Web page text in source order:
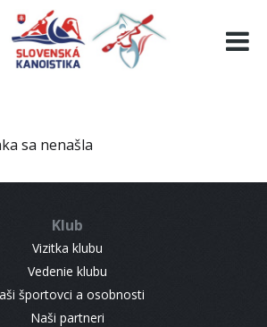
sa nenašla
Klub
Vizitka klubu
Vedenie klubu
športovci a osobnosti
Naši partneri
EURO 19
INFO
RESULTS
CONTACT